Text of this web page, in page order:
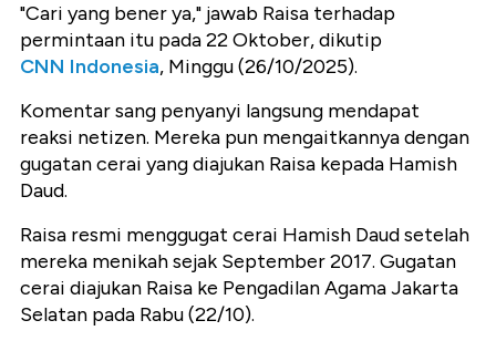
"Cari yang bener ya," jawab Raisa terhadap
permintaan itu pada 22 Oktober, dikutip
CNN Indonesia, Minggu (26/10/2025).
Komentar sang penyanyi langsung mendapat
reaksi netizen. Mereka pun mengaitkannya dengan
gugatan cerai yang diajukan Raisa kepada Hamish
Daud.
Raisa resmi menggugat cerai Hamish Daud setelah
mereka menikah sejak September 2017. Gugatan
cerai diajukan Raisa ke Pengadilan Agama Jakarta
Selatan pada Rabu (22/10).